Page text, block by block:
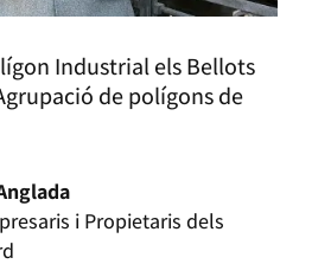
Industrial els Bellots
de polígons de
i Propietaris dels